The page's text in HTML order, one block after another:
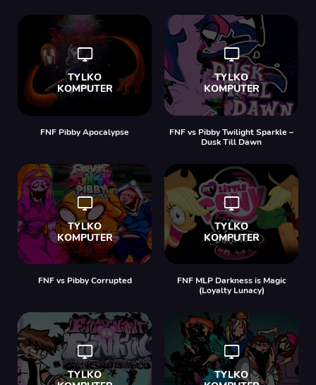
FNF Pibby Apocalypse
FNF vs Pibby Twilight Sparkle –
Dusk Till Dawn
FNF vs Pibby Corrupted
FNF MLP Darkness is Magic
(Loyalty Lunacy)